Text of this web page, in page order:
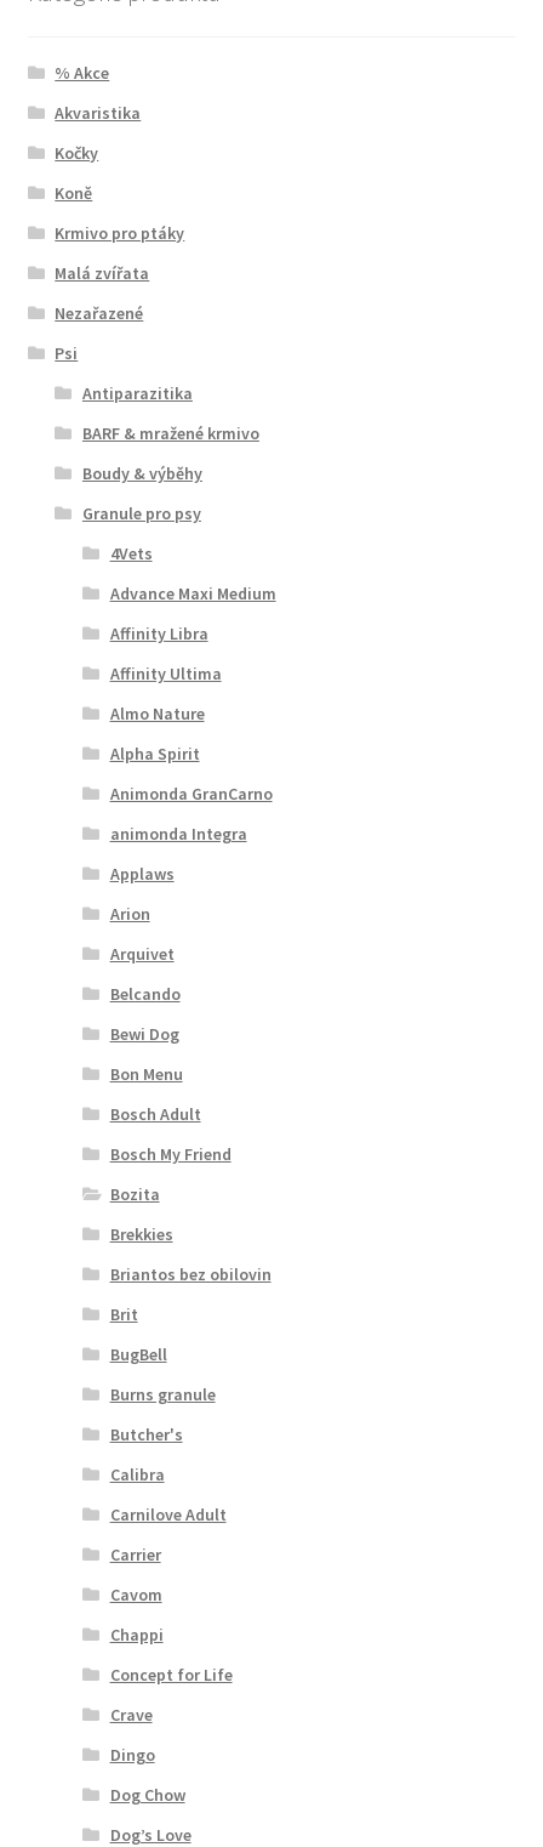
% Akce
Akvaristika
Kočky
Koně
Krmivo pro ptáky
Malá zvířata
Nezařazené
Psi
Antiparazitika
BARF & mražené krmivo
Boudy & výběhy
Granule pro psy
4Vets
Advance Maxi Medium
Affinity Libra
Affinity Ultima
Almo Nature
Alpha Spirit
Animonda GranCarno
animonda Integra
Applaws
Arion
Arquivet
Belcando
Bewi Dog
Bon Menu
Bosch Adult
Bosch My Friend
Bozita
Brekkies
Briantos bez obilovin
Brit
BugBell
Burns granule
Butcher's
Calibra
Carnilove Adult
Carrier
Cavom
Chappi
Concept for Life
Crave
Dingo
Dog Chow
Dog’s Love